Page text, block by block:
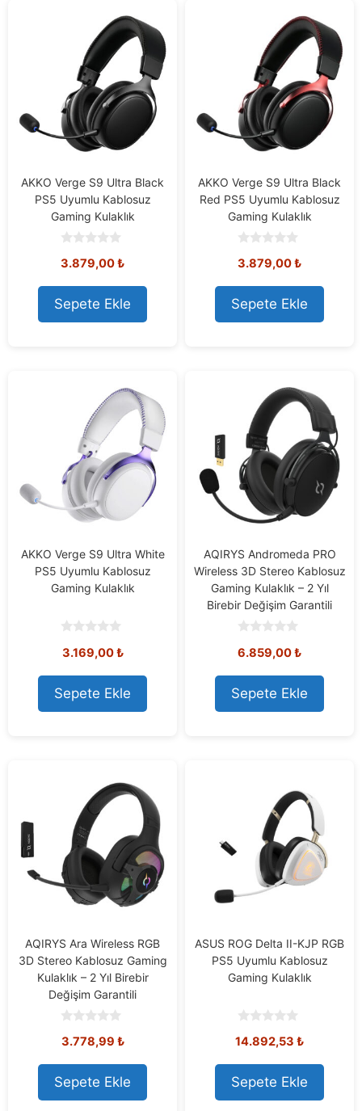
AKKO Verge S9 Ultra Black
PS5 Uyumlu Kablosuz
Gaming Kulaklık
o
t
o
f
5
3.879,00₺
Sepete Ekle
AKKO Verge S9 Ultra Black
Red PS5 Uyumlu Kablosuz
Gaming Kulaklık
o
t
o
f
5
3.879,00₺
Sepete Ekle
AKKO Verge S9 Ultra White
PS5 Uyumlu Kablosuz
Gaming Kulaklık
o
t
o
f
5
3.169,00₺
Sepete Ekle
AQIRYS Andromeda PRO
Wireless 3D Stereo Kablosuz
Gaming Kulaklık – 2 Yıl
Birebir Değişim Garantili
o
t
o
f
5
6.859,00₺
Sepete Ekle
AQIRYS Ara Wireless RGB
3D Stereo Kablosuz Gaming
Kulaklık – 2 Yıl Birebir
Değişim Garantili
o
t
o
f
5
3.778,99 ₺
Sepete Ekle
ASUS ROG Delta II-KJP RGB
PS5 Uyumlu Kablosuz
Gaming Kulaklık
o
t
o
f
5
14.892,53 ₺
Sepete Ekle